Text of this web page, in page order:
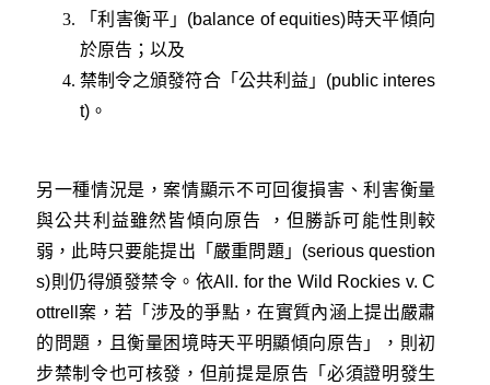
「利害衡平」(balance of equities)時天平傾向
於原告；以及
禁制令之頒發符合「公共利益」(public interes
t)。
另一種情況是，案情顯示不可回復損害、利害衡量
與公共利益雖然皆傾向原告 ，但勝訴可能性則較
弱，此時只要能提出「嚴重問題」(serious question
s)則仍得頒發禁令。依All. for the Wild Rockies v. C
ottrell 案，若「涉及的爭點，在實質內涵上提出嚴肅
的問題，且衡量困境時天平明顯傾向原告」，則初
步禁制令也可核發，但前提是原告「必須證明發生